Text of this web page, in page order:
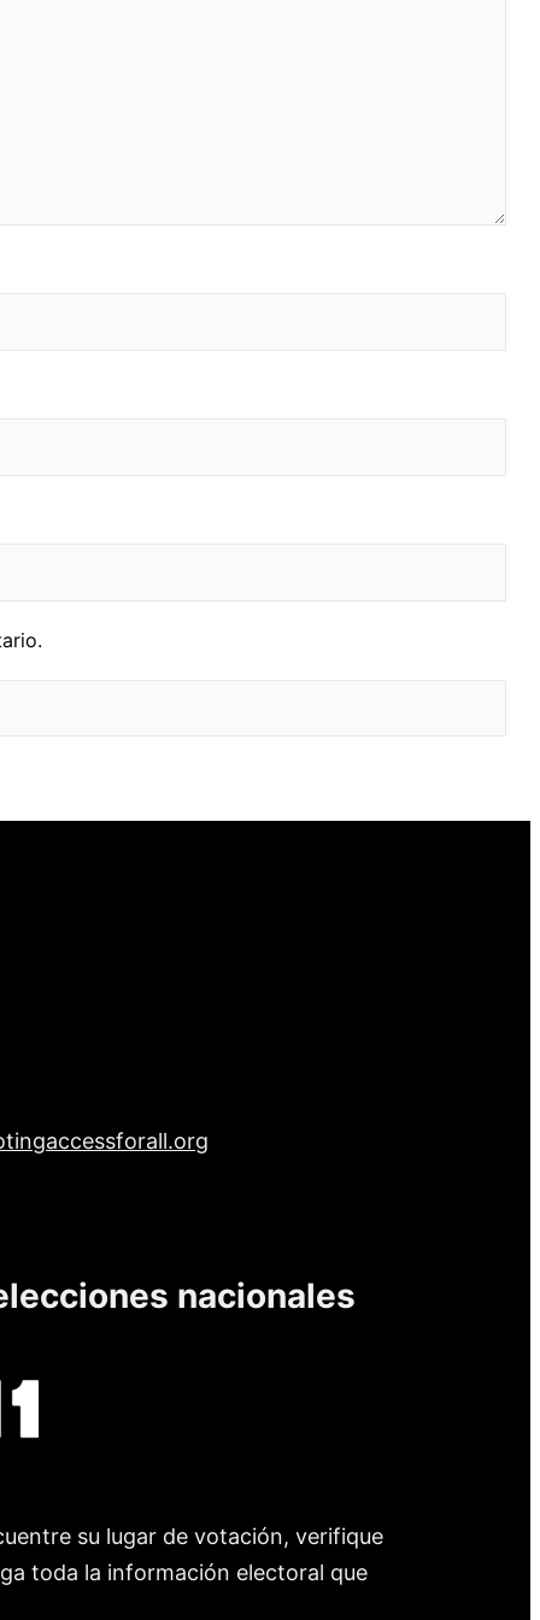
nacionales
su lugar de votación, verifique
toda la información electoral que